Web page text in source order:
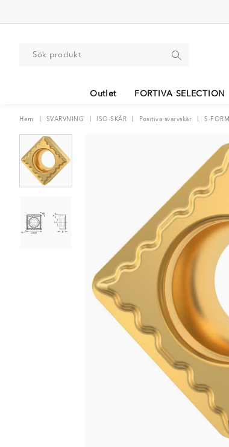
Outlet FORTIVA SELECTION
Hem SVARVNING ISO-SKÄR Positiva svarvskär S-FORM